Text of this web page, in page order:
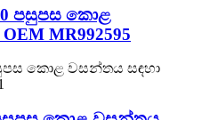
පසුපස කොළ
MR992595